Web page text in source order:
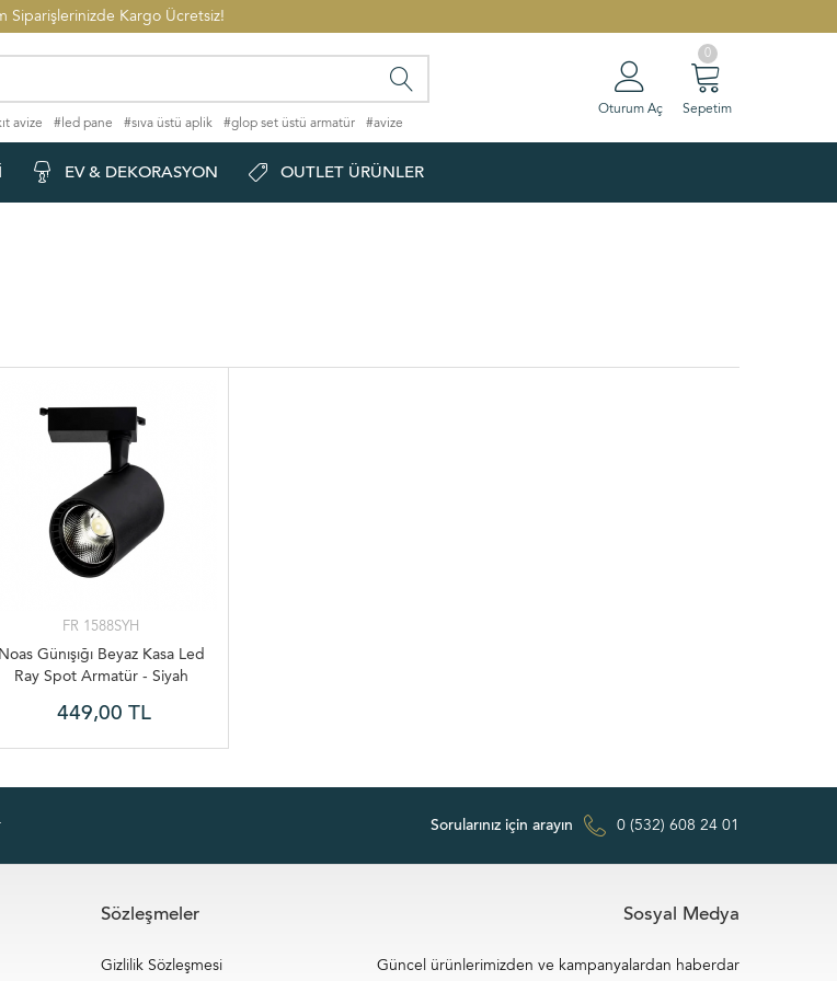
Siparişlerinizde Kargo Ücretsiz!
avize #led pane #sıva üstü aplik #glop set üstü armatür #avize
Oturum Aç Sepetim
0
EV & DEKORASYON OUTLET ÜRÜNLER
FR 1588SYH
Noas Günışığı Beyaz Kasa Led
Ray Spot Armatür - Siyah
449,00 TL
Sorularınız için arayın 0 (532) 608 24 01
Sözleşmeler
Gizlilik Sözleşmesi
Sosyal Medya
Güncel ürünlerimizden ve kampanyalardan haberdar